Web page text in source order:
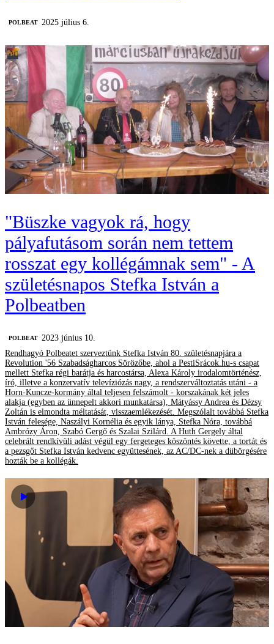
‎POLBEAT 2025 július 6.
"Büszke vagyok rá, hogy
pályafutásom során nem tettem
rosszat egy kollégámnak sem" - A
születésnapos Stefka István a
Polbeatben
‎POLBEAT 2023 június 10.
Rendhagyó Polbeatet szerveztünk Stefka István 80. születésnapjára a
Revolution '56 Szabadságharcos Sörözőbe, ahol a PestiSrácok.hu-s csapat
mellett Stefka régi barátja és harcostársa, Alexa Károly irodalomtörténész,
író, illetve a konzervatív televíziózás nagy, a rendszerváltoztatás utáni - a
Horn-Kuncze-kormány által teljesen felszámolt - korszakának két jeles
alakja (egyben az ünnepelt akkori munkatársa), Mátyássy Andrea és Dézsy
Zoltán is elmondta méltatását, visszaemlékezését. Megszólalt továbbá Stefka
István felesége, Naszályi Kornélia és egyik lánya, Stefka Nóra, továbbá
Ambrózy Áron, Szabó Gergő és Szalai Szilárd. A Huth Gergely által
celebrált rendkívüli adást végül egy fergeteges köszöntés követte, a tortát és
a pezsgőt Stefka István kedvenc együttesének, az AC/DC-nek a dübörgésére
hozták be a kollégák.